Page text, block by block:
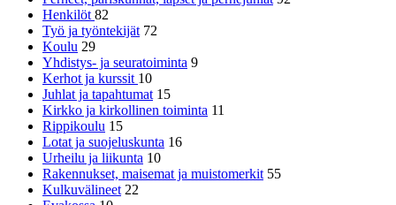
Henkilöt82
Työ ja työntekijät 72
Koulu 29
Yhdistys- ja seuratoiminta 9
Kerhot ja kurssit 10
Juhlat ja tapahtumat 15
Kirkko ja kirkollinen toiminta 11
Rippikoulu 15
Lotat ja suojeluskunta 16
Urheilu ja liikunta 10
Rakennukset, maisemat ja muistomerkit 55
Kulkuvälineet 22